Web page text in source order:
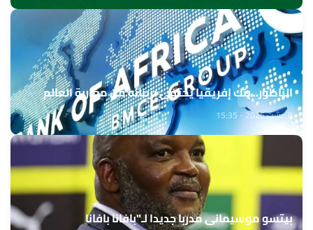
الناظور.. بنك إفريقيا يحتفي بزبنائه من مغاربة العالم
8 غشت 2026 - 15:35
بيتسو موسيماني مدربا جديدا لـ"بافانا بافانا